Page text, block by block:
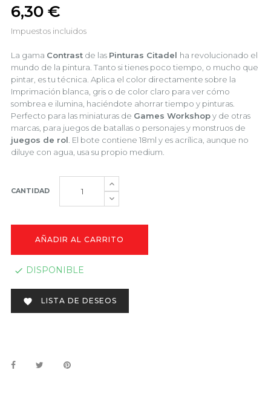
6,30 €
Impuestos incluidos
La gama Contrast de las Pinturas Citadel ha revolucionado el
mundo de la pintura. Tanto si tienes poco tiempo, o mucho que
pintar, es tu técnica. Aplica el color directamente sobre la
Imprimación blanca, gris o de color claro para ver cómo
sombrea e ilumina, haciéndote ahorrar tiempo y pinturas.
Perfecto para las miniaturas de Games Workshopy de otras
marcas, para juegos de batallas o personajes y monstruos de
juegos de rol . El bote contiene 18ml y es acrílica, aunque no
diluye con agua, usa su propio medium.
CANTIDAD
AÑADIR AL CARRITO
 DISPONIBLE
 LISTA DE DESEOS